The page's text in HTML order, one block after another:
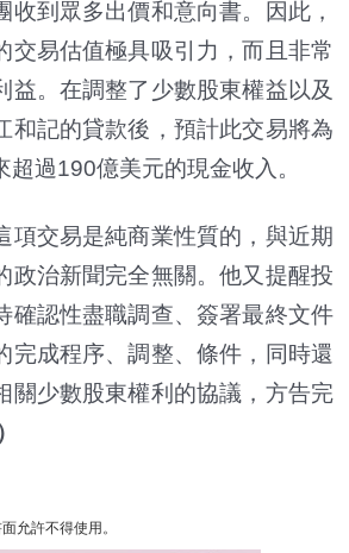
收到眾多出價和意向書。因此，
交易估值極具吸引力，而且非常
益。在調整了少數股東權益以及
和記的貸款後，預計此交易將為
過190億美元的現金收入。
交易是純商業性質的，與近期
政治新聞完全無關。他又提醒投
確認性盡職調查、簽署最終文件
完成程序、調整、條件，同時還
關少數股東權利的協議，方告完
）
允許不得使用。